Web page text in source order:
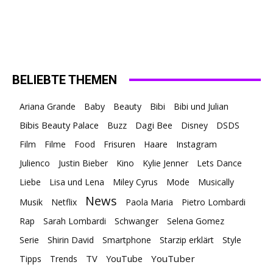
BELIEBTE THEMEN
Ariana Grande Baby Beauty Bibi Bibi und Julian
Bibis Beauty Palace Buzz Dagi Bee Disney
DSDS
Film
Filme Food Frisuren Haare
Instagram
Julienco
Justin Bieber Kino Kylie Jenner
Lets Dance
Liebe
Lisa und Lena Miley Cyrus Mode
Musically
Musik
Netflix News Paola Maria
Pietro Lombardi
Rap
Sarah Lombardi Schwanger
Selena Gomez
Serie
Shirin David Smartphone Starzip erklärt
Style
Tipps
Trends TV YouTube YouTuber